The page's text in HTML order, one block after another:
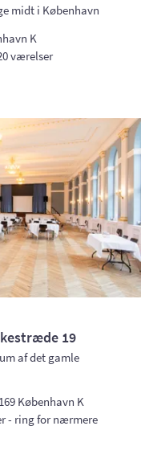
midt i København
K
værelser
19
af det gamle
København K
- ring for nærmere